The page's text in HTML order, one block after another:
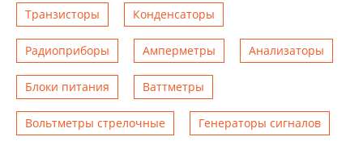
Транзисторы Конденсаторы
Радиоприборы Амперметры Анализаторы
Блоки питания Ваттметры
Вольтметры стрелочные Генераторы сигналов